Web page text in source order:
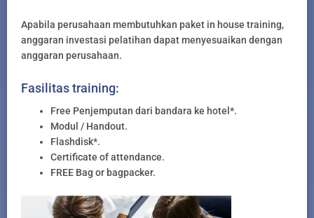
Apabila perusahaan membutuhkan paket in house training,
anggaran investasi pelatihan dapat menyesuaikan dengan
anggaran perusahaan.
Fasilitas training:
Free Penjemputan dari bandara ke hotel*.
Modul / Handout.
Flashdisk*.
Certificate of attendance.
FREE Bag or bagpacker.